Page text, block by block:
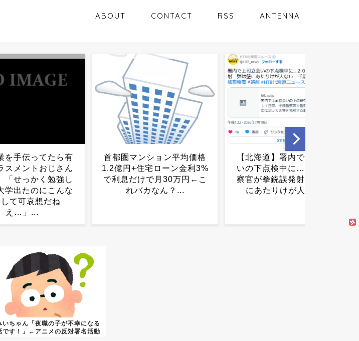
ABOUT CONTACT RSS ANTENNA
ンション平均価格
住宅ローン金利3%
けで月30万円←こ
バカなん？...
【北海道】署内で上司立会
いの下点検中に…２０代警
察官が拳銃誤発射 弾は壁
にあたりけが人なし...
【画像】意識高い系ラーメ
ン店が、意識が高すぎて限
界を突破。...
いちゃん「夜職の子が不幸になる
です！」←アニメの反対署名活動